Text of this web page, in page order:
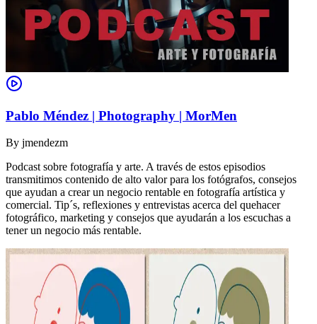
Pablo Méndez | Photography | MorMen
By jmendezm
Podcast sobre fotografía y arte. A través de estos episodios
transmitimos contenido de alto valor para los fotógrafos, consejos
que ayudan a crear un negocio rentable en fotografía artística y
comercial. Tip´s, reflexiones y entrevistas acerca del quehacer
fotográfico, marketing y consejos que ayudarán a los escuchas a
tener un negocio más rentable.